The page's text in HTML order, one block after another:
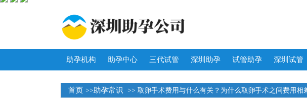
助孕机构 助孕中心 三代试管 深圳助孕 试管助孕 深圳试管
首页 >> 助孕常识 >> 取卵手术费用与什么有关？为什么取卵手术之间费用相